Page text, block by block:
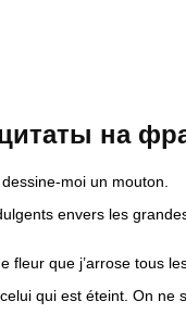
на
moi un mouton.
envers les
fleur que j’arrose tous
qui est éteint. On ne